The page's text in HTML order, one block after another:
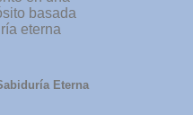
Eterna